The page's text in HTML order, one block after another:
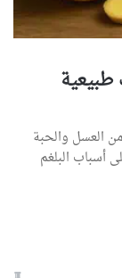
طبيعية
العسل والحبة
أسباب البلغم